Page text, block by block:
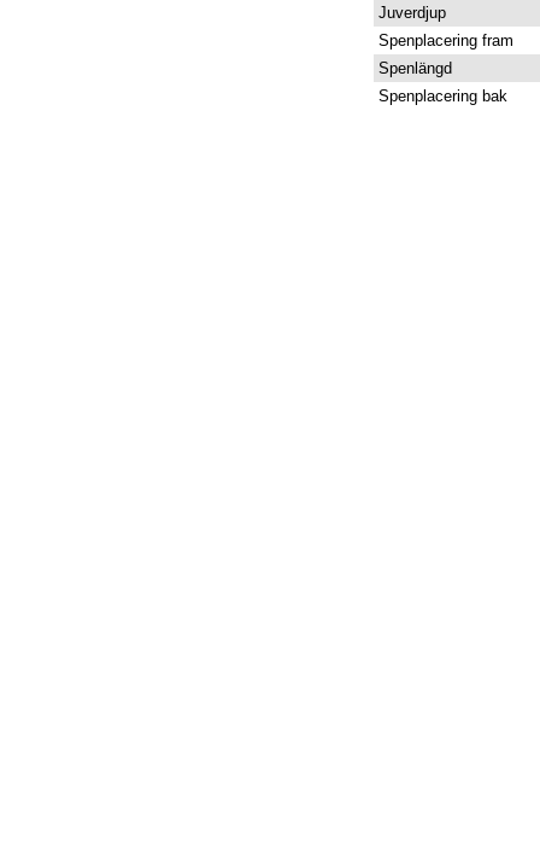
Juverdjup
Spenplacering fram
Spenlängd
Spenplacering bak